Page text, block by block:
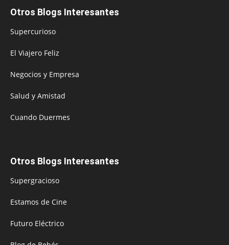
Otros Blogs Interesantes
Supercurioso
El Viajero Feliz
Negocios y Empresa
Salud y Amistad
Cuando Duermes
Otros Blogs Interesantes
Supergracioso
Estamos de Cine
Futuro Eléctrico